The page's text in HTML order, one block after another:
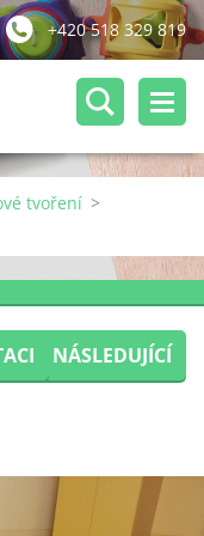
+420 518 329 819
tvoření >
NÁSLEDUJÍCÍ